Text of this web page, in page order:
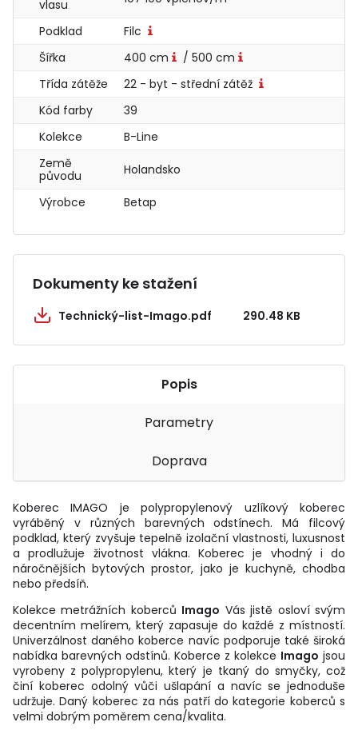
vlasu
Podklad
Filc
Šířka
400 cm
/ 500 cm
Třída zátěže
22 - byt - střední zátěž
Kód farby
39
Kolekce
B-Line
Země
původu
Holandsko
Výrobce Betap
Dokumenty ke stažení
Technický-list-Imago.pdf 290.48 KB
Popis
Parametry
Doprava
Koberec IMAGO je polypropylenový uzlíkový koberec
vyráběný v různých barevných odstínech. Má filcový
podklad, který zvyšuje tepelně izolační vlastnosti, luxusnost
a prodlužuje životnost vlákna. Koberec je vhodný i do
náročnějších bytových prostor, jako je kuchyně, chodba
nebo předsíň.
Kolekce metrážních koberců Imago Vás jistě osloví svým
decentním melírem, který zapasuje do každé z místností.
Univerzálnost daného koberce navíc podporuje také široká
nabídka barevných odstínů. Koberce z kolekce Imago jsou
vyrobeny z polypropylenu, který je tkaný do smyčky, což
činí koberec odolný vůči ušlapání a navíc se jednoduše
udržuje. Daný koberec za nás patří do kategorie koberců s
velmi dobrým poměrem cena/kvalita.